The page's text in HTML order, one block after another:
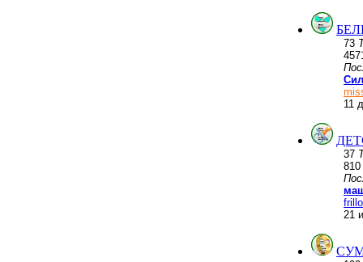
73
11
37
810
21